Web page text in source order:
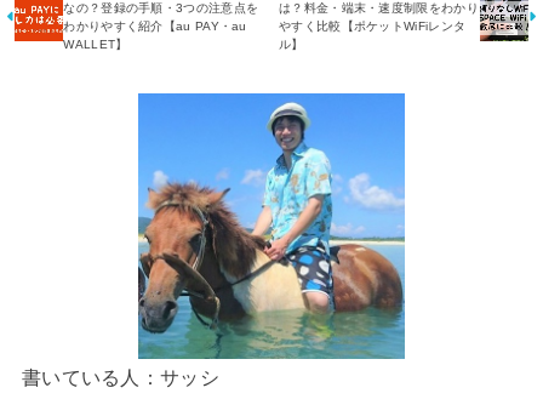
なの？登録の手順・3つの注意点を
わかりやすく紹介【au PAY・au
WALLET】
は？料金・端末・速度制限をわかり
やすく比較【ポケットWiFiレンタ
ル】
書いている人：サッシ